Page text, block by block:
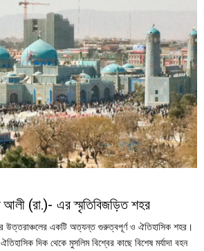
(রা.)- এর স্মৃতিবিজড়িত শহর
উত্তরাঞ্চলের একটি অত্যন্ত গুরুত্বপূর্ণ ও ঐতিহাসিক শহর।
দিক থেকে মুসলিম বিশ্বের কাছে বিশেষ মর্যাদা বহন